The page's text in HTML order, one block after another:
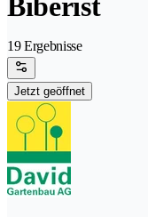
19 Ergebnisse
Jetzt geöffnet